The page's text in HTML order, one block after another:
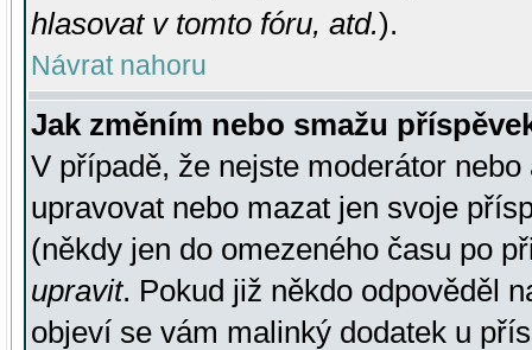
hlasovat v tomto fóru, atd.).
Návrat nahoru
Jak změním nebo smažu
V případě, že nejste moderátor
upravovat nebo mazat jen svoje
(někdy jen do omezeného času po
upravit. Pokud již někdo odpověděl
objeví se vám malinký dodatek u